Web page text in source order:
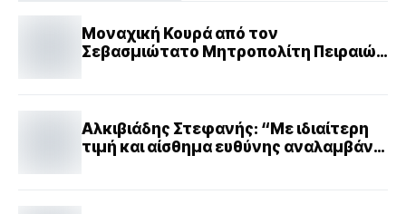
Μοναχική Κουρά από τον
Σεβασμιώτατο Μητροπολίτη Πειραιώς
Αλκιβιάδης Στεφανής: “Με ιδιαίτερη
τιμή και αίσθημα ευθύνης αναλαμβάνω